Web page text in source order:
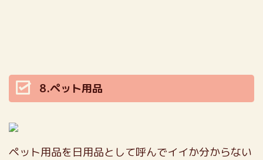
8.ペット用品
ペット用品を日用品として呼んでイイか分からない